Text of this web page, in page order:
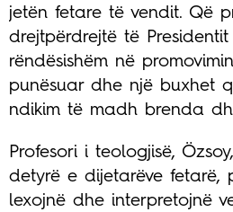
jetën fetare të vendit. Që
drejtpërdrejtë të
rëndësishëm në
punësuar dhe një buxhet
ndikim të madh brenda
Profesori i teologjisë,
detyrë e dijetarëve fetarë,
lexojnë dhe interpretojnë